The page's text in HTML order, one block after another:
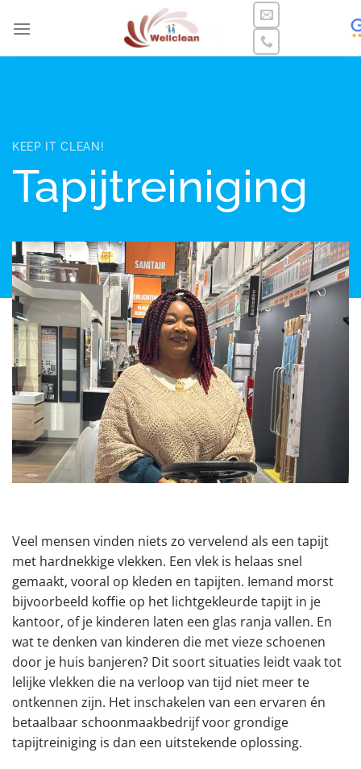
naar
KEEP IT CLEAN!
Tapijtreiniging
Veel mensen vinden niets zo vervelend als een tapijt
met hardnekkige vlekken. Een vlek is helaas snel
gemaakt, vooral op kleden en tapijten. Iemand morst
bijvoorbeeld koffie op het lichtgekleurde tapijt in je
kantoor, of je kinderen laten een glas ranja vallen. En
wat te denken van kinderen die met vieze schoenen
door je huis banjeren? Dit soort situaties leidt vaak tot
lelijke vlekken die na verloop van tijd niet meer te
ontkennen zijn. Het inschakelen van een ervaren én
betaalbaar schoonmaakbedrijf voor grondige
tapijtreiniging is dan een uitstekende oplossing.